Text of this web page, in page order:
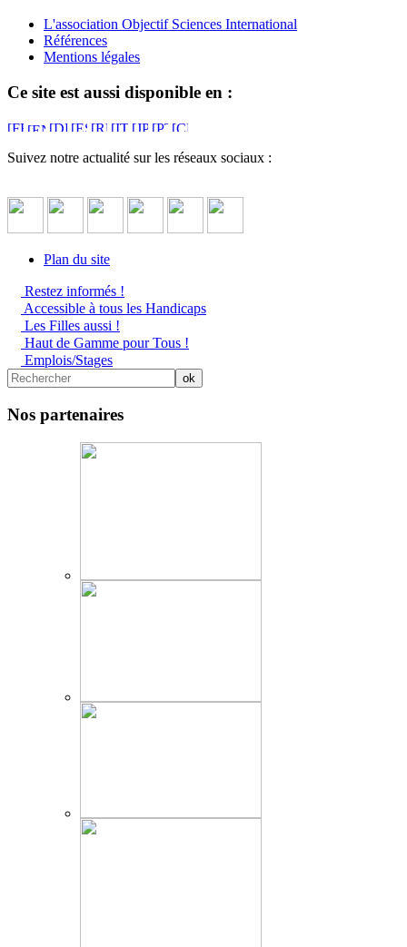
L'association Objectif Sciences International
Références
Mentions légales
Ce site est aussi disponible en :
Suivez notre actualité sur les réseaux sociaux :
Plan du site
Restez informés !
Accessible à tous les Handicaps
Les Filles aussi !
Haut de Gamme pour Tous !
Emplois/Stages
Nos partenaires